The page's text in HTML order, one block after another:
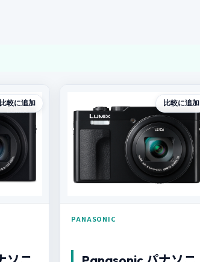
比較に追加 比較に追加
PANASONIC